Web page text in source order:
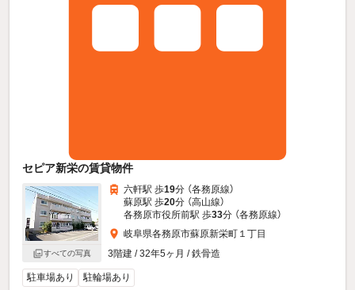
セピア新栄の賃貸物件
すべての写真
六軒駅 歩19分 （各務原線）
蘇原駅 歩20分 （高山線）
各務原市役所前駅 歩33分 （各務原線）
岐阜県各務原市蘇原新栄町１丁目
3階建 / 32年5ヶ月 / 鉄骨造
駐車場あり 駐輪場あり